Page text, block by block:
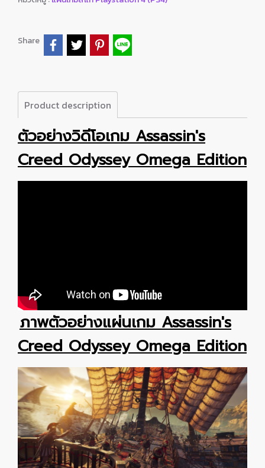
Share
Product description
ตัวอย่างวิดีโอเกม Assassin's
Creed Odyssey Omega Edition
ภาพตัวอย่างแผ่นเกม Assassin's
Creed Odyssey Omega Edition